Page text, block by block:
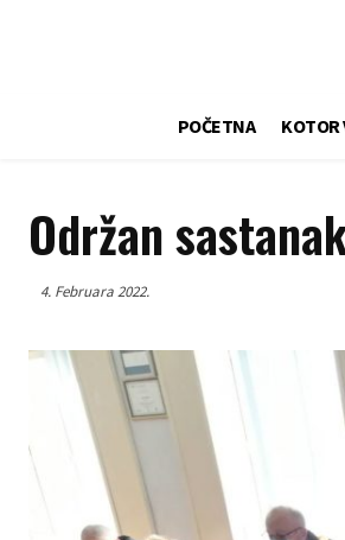
POČETNA KOTOR
Održan
4. Februara 2022.